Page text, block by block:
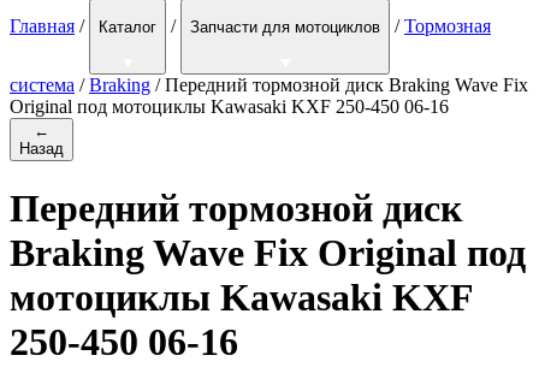
Главная / Каталог / Запчасти для мотоциклов / Тормозная
система / Braking / Передний тормозной диск Braking Wave Fix
Original под мотоциклы Kawasaki KXF 250-450 06-16
←
Назад
Передний тормозной диск
Braking Wave Fix Original под
мотоциклы Kawasaki KXF
250-450 06-16